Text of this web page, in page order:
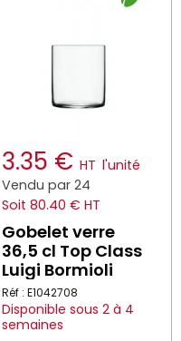
3.35 € HT l'unité
Vendu par 24
Soit 80.40 € HT
Gobelet verre
36,5 cl Top Class
Luigi Bormioli
Réf : E1042708
Disponible sous 2 à 4
semaines